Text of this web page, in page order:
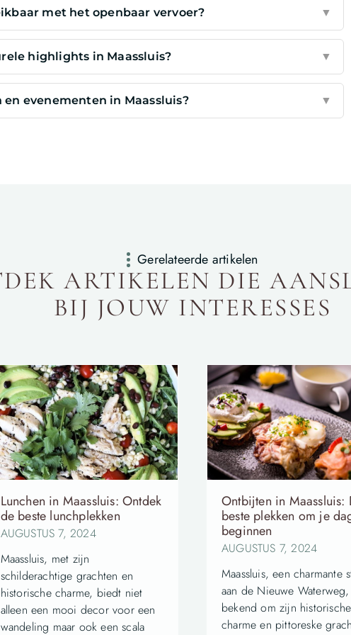
met het openbaar vervoer? ▼
highlights in Maassluis? ▼
evenementen in Maassluis? ▼
Gerelateerde artikelen
ARTIKELEN DIE
BIJ JOUW INTERESSES
Lunchen in Maassluis: Ontdek
de beste lunchplekken
AUGUSTUS 7, 2024
Maassluis, met zijn
schilderachtige grachten en
historische charme, biedt niet
alleen een mooi decor voor een
wandeling maar ook een scala
Ontbijten in Maassluis:
beste plekken om je
beginnen
AUGUSTUS 7, 2024
Maassluis, een charmante
aan de Nieuwe Waterweg,
bekend om zijn historische
charme en pittoreske